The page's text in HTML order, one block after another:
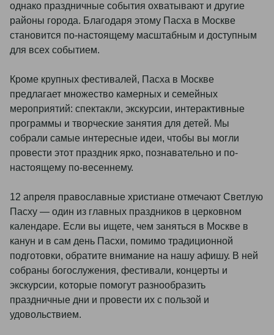
однако праздничные события охватывают и другие
районы города. Благодаря этому Пасха в Москве
становится по-настоящему масштабным и доступным
для всех событием.
Кроме крупных фестивалей, Пасха в Москве
предлагает множество камерных и семейных
мероприятий: спектакли, экскурсии, интерактивные
программы и творческие занятия для детей. Мы
собрали самые интересные идеи, чтобы вы могли
провести этот праздник ярко, познавательно и по-
настоящему по-весеннему.
12 апреля православные христиане отмечают Светлую
Пасху — один из главных праздников в церковном
календаре. Если вы ищете, чем заняться в Москве в
канун и в сам день Пасхи, помимо традиционной
подготовки, обратите внимание на нашу афишу. В ней
собраны богослужения, фестивали, концерты и
экскурсии, которые помогут разнообразить
праздничные дни и провести их с пользой и
удовольствием.